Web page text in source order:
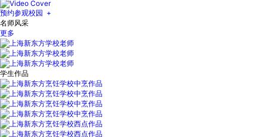
预约参观校园 +
名师风采
更多
学生作品